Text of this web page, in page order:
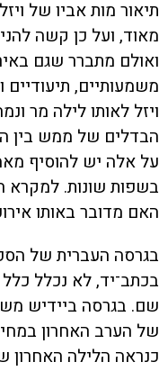
תיאור מות אביו של
מאוד, ועל כן קשה
ואולם מתברר שגם
משמעותיים,
ויזל לאותו לילה מר
הבדלים של ממש בין
על אלה יש להוסיף
בשפות שונות. למקרא
האם מדובר באותו
בגרסה העברית של
בכתב־יד, לא נכלל
של הערב האחרון
כנראה הלילה האחרון